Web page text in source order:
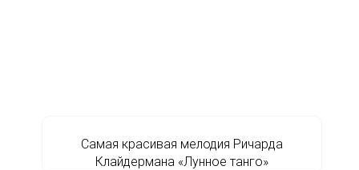
Самая красивая мелодия Ричарда
Клайдермана «Лунное танго»